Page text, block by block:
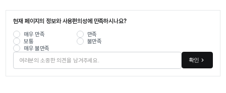
현재 페이지의 정보와 사용편의성에 만족하시나요?
매우 만족
만족
보통
불만족
매우 불만족
확인